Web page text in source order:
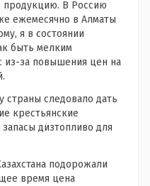
продукцию. В Россию
ежемесячно в Алматы
я в состоянии
быть мелким
из-за повышения цен на
страны следовало дать
крестьянские
дизтопливо для
подорожали
время цена